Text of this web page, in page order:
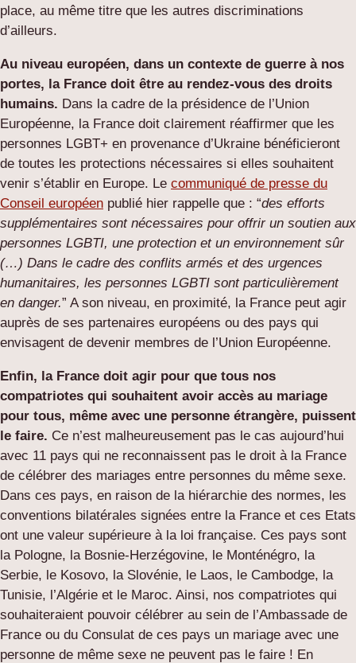
place, au même titre que les autres discriminations
d’ailleurs.
Au niveau européen, dans un contexte de guerre à nos
portes, la France doit être au rendez-vous des droits
humains. Dans la cadre de la présidence de l’Union
Européenne, la France doit clairement réaffirmer que les
personnes LGBT+ en provenance d’Ukraine bénéficieront
de toutes les protections nécessaires si elles souhaitent
venir s’établir en Europe. Le communiqué de presse du
Conseil européen publié hier rappelle que : “des efforts
supplémentaires sont nécessaires pour offrir un soutien aux
personnes LGBTI, une protection et un environnement sûr
(…) Dans le cadre des conflits armés et des urgences
humanitaires, les personnes LGBTI sont particulièrement
en danger.” A son niveau, en proximité, la France peut agir
auprès de ses partenaires européens ou des pays qui
envisagent de devenir membres de l’Union Européenne.
Enfin, la France doit agir pour que tous nos
compatriotes qui souhaitent avoir accès au mariage
pour tous, même avec une personne étrangère, puissent
le faire. Ce n’est malheureusement pas le cas aujourd’hui
avec 11 pays qui ne reconnaissent pas le droit à la France
de célébrer des mariages entre personnes du même sexe.
Dans ces pays, en raison de la hiérarchie des normes, les
conventions bilatérales signées entre la France et ces Etats
ont une valeur supérieure à la loi française. Ces pays sont
la Pologne, la Bosnie-Herzégovine, le Monténégro, la
Serbie, le Kosovo, la Slovénie, le Laos, le Cambodge, la
Tunisie, l’Algérie et le Maroc. Ainsi, nos compatriotes qui
souhaiteraient pouvoir célébrer au sein de l’Ambassade de
France ou du Consulat de ces pays un mariage avec une
personne de même sexe ne peuvent pas le faire ! En